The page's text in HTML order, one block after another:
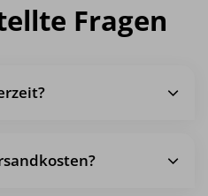
Fragen